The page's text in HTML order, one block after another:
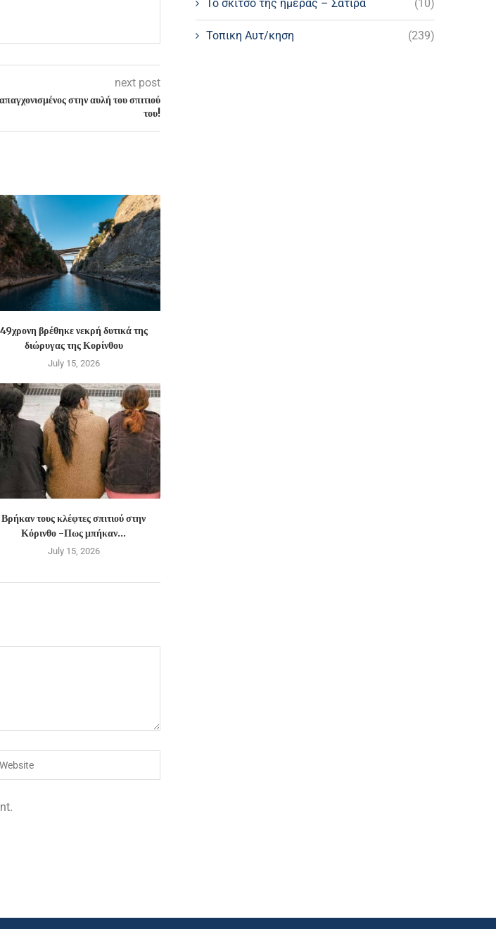
next post
στην αυλή του σπιτιού
του!
49χρονη βρέθηκε νεκρή δυτικά της
διώρυγας της Κορίνθου
July 15, 2026
Βρήκαν τους κλέφτες σπιτιού στην
Κόρινθο -Πως μπήκαν...
July 15, 2026
Το σκιτσο της ημερας – Σατιρα (10)
Τοπικη Αυτ/κηση (239)